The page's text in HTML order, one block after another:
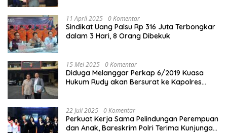
11 April 2025 0 Komentar
Sindikat Uang Palsu Rp 316 Juta Terbongkar
dalam 3 Hari, 8 Orang Dibekuk
15 Mei 2025 0 Komentar
Diduga Melanggar Perkap 6/2019 Kuasa
Hukum Rudy akan Bersurat ke Kapolres
22 Juli 2025 0 Komentar
Perkuat Kerja Sama Pelindungan Perempuan
dan Anak, Bareskrim Polri Terima Kunjungan